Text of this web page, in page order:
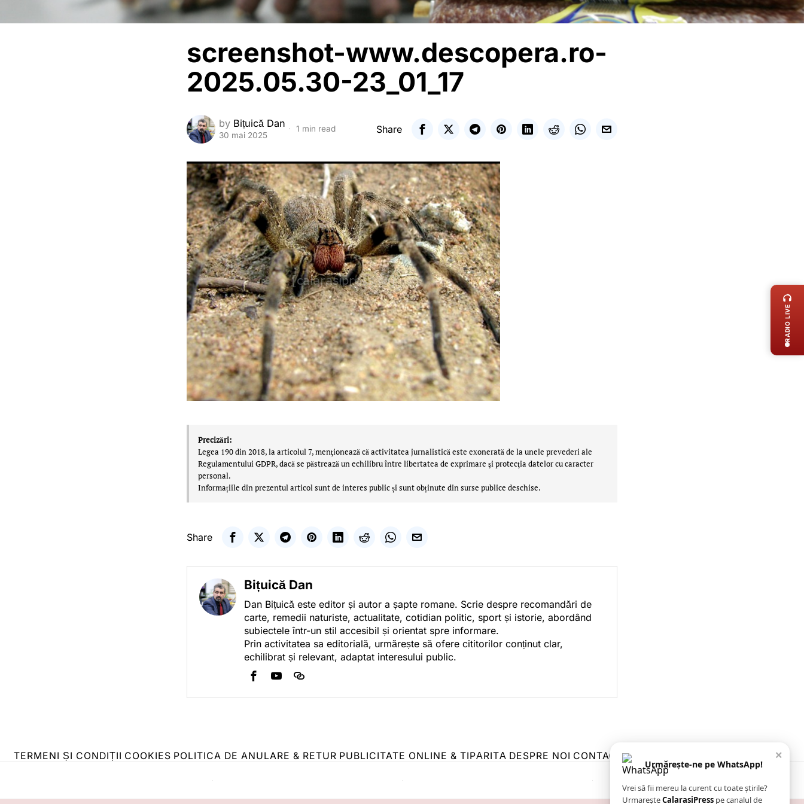
screenshot-www.descopera.ro-
2025.05.30-23_01_17
by Bițuică Dan
30 mai 2025
1 min read Share
Precizări:
Legea 190 din 2018, la articolul 7, menţionează că activitatea jurnalistică este exonerată de la unele prevederi ale
Regulamentului GDPR, dacă se păstrează un echilibru între libertatea de exprimare şi protecţia datelor cu caracter
personal.
Informațiile din prezentul articol sunt de interes public și sunt obținute din surse publice deschise.
Share
Bițuică Dan
Dan Bițuică este editor și autor a șapte romane. Scrie despre recomandări de
carte, remedii naturiste, actualitate, cotidian politic, sport și istorie, abordând
subiectele într-un stil accesibil și orientat spre informare.
Prin activitatea sa editorială, urmărește să ofere cititorilor conținut clar,
echilibrat și relevant, adaptat interesului public.
TERMENI ȘI CONDIȚII COOKIES POLITICA DE ANULARE & RETUR PUBLICITATE ONLINE & TIPĂRITĂ DESPRE NOI CONTACT ZIARUL ANUNȚUL CĂLĂRĂȘEAN
×
Urmărește-ne pe WhatsApp!
Vrei să fii mereu la curent cu toate știrile?
UrmareșteCalarasiPress pe canalul de
RADIO LIVE